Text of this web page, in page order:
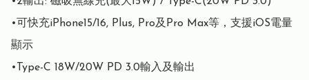
•可快充iPhone15/16, Plus, Pro及Pro Max等，支援iOS電量
顯示
•Type-C 18W/20W PD 3.0輸入及輸出